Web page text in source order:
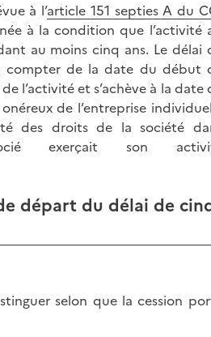
à l’article 151 septies A du
à la condition que l’activité
au moins cinq ans. Le délai
compter de la date du début
l’activité et s’achève à la date
de l’entreprise
des droits de la société
exerçait son
départ du délai de
selon que la cession